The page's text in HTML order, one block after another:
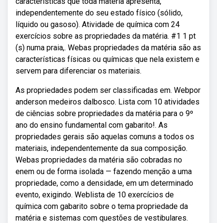
independentemente do seu estado físico (sólido,
líquido ou gasoso). Atividade de química com 24
exercícios sobre as propriedades da matéria. #1 1 pt
(s) numа рrаіа,. Webas propriedades da matéria são as
características físicas ou químicas que nela existem e
servem para diferenciar os materiais.
As propriedades podem ser classificadas em. Webpor
anderson medeiros dalbosco. Lista com 10 atividades
de ciências sobre propriedades da matéria para o 9º
ano do ensino fundamental com gabarito!. As
propriedades gerais são aquelas comuns a todos os
materiais, independentemente da sua composição.
Webas propriedades da matéria são cobradas no
enem ou de forma isolada — fazendo menção a uma
propriedade, como a densidade, em um determinado
evento, exigindo. Weblista de 10 exercícios de
química com gabarito sobre o tema propriedade da
matéria e sistemas com questões de vestibulares.